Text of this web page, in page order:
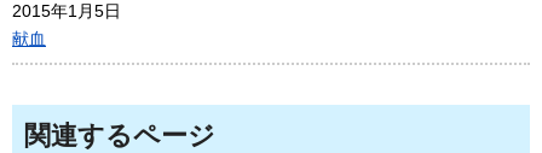
2015年1月5日
献血
関連するページ